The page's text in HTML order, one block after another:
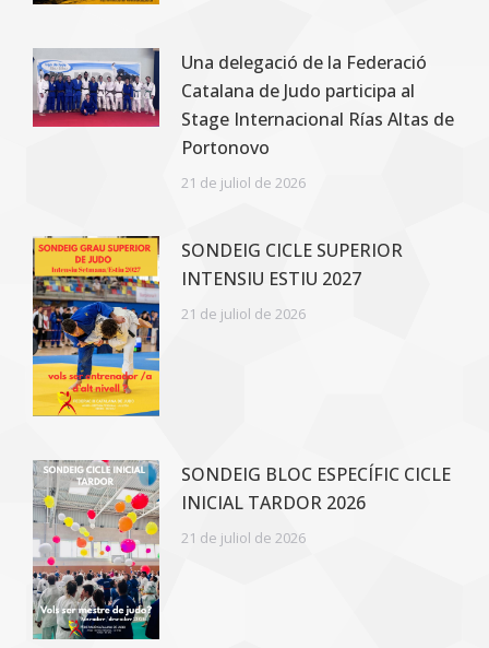
Una delegació de la Federació
Catalana de Judo participa al
Stage Internacional Rías Altas de
Portonovo
21 de juliol de 2026
SONDEIG CICLE SUPERIOR
INTENSIU ESTIU 2027
21 de juliol de 2026
SONDEIG BLOC ESPECÍFIC CICLE
INICIAL TARDOR 2026
21 de juliol de 2026